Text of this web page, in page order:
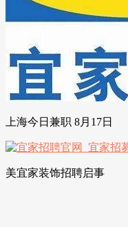
上海今日兼职 8月17日
美宜家装饰招聘启事